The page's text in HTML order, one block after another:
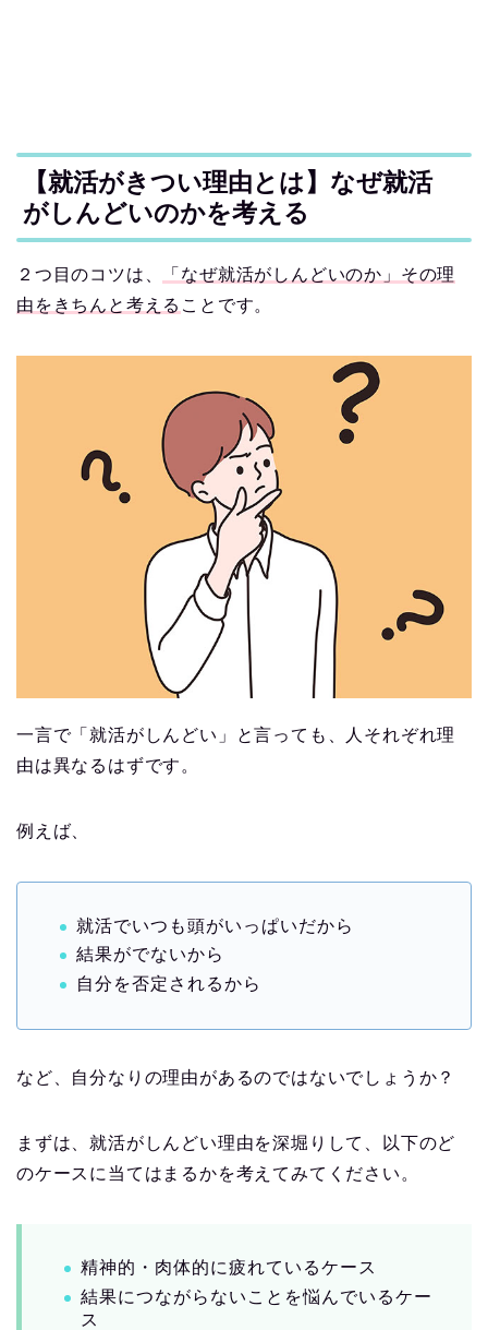
【就活がきつい理由とは】なぜ就活
がしんどいのかを考える
２つ目のコツは、
「なぜ就活がしんどいのか」その理
由をきちんと考える ことです。
一言で「就活がしんどい」と言っても、人それぞれ理
由は異なるはずです。
例えば、
就活でいつも頭がいっぱいだから
結果がでないから
自分を否定されるから
など、自分なりの理由があるのではないでしょうか？
まずは、就活がしんどい理由を深堀りして、以下のど
のケースに当てはまるかを考えてみてください。
精神的・肉体的に疲れているケース
結果につながらないことを悩んでいるケー
ス